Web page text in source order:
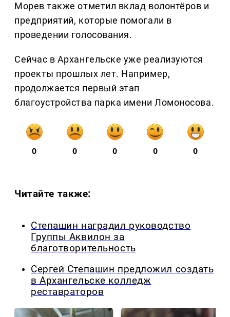
Морев также отметил вклад волонтёров и
предприятий, которые помогали в
проведении голосования.
Сейчас в Архангельске уже реализуются
проекты прошлых лет. Например,
продолжается первый этап
благоустройства парка имени Ломоносова.
0 0 0 0 0
Читайте также:
Степашин наградил руководство
Группы Аквилон за
благотворительность
Сергей Степашин предложил создать
в Архангельске колледж
реставраторов